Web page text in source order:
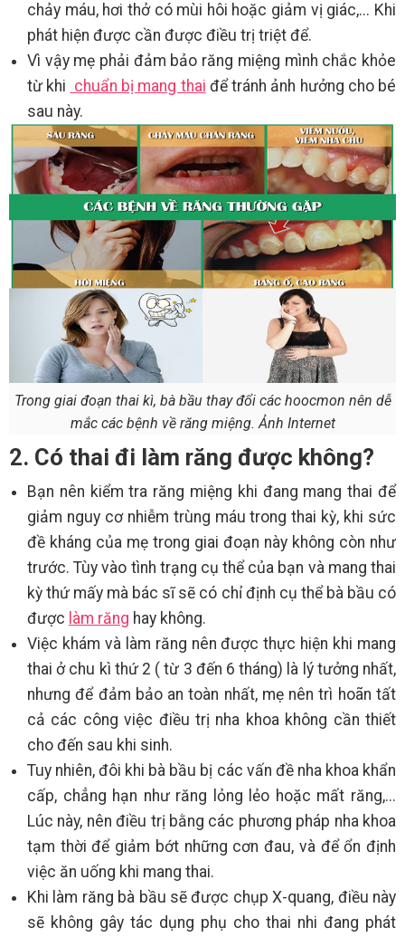
chảy máu, hơi thở có mùi hôi hoặc giảm vị giác,... Khi
phát hiện được cần được điều trị triệt để.
Vì vậy mẹ phải đảm bảo răng miệng mình chắc khỏe
từ khi chuẩn bị mang thai để tránh ảnh hưởng cho bé
sau này.
Trong giai đoạn thai kì, bà bầu thay đổi các hoocmon nên dễ
mắc các bệnh về răng miệng. Ảnh Internet
2. Có thai đi làm răng được không?
Bạn nên kiểm tra răng miệng khi đang mang thai để
giảm nguy cơ nhiễm trùng máu trong thai kỳ, khi sức
đề kháng của mẹ trong giai đoạn này không còn như
trước. Tùy vào tình trạng cụ thể của bạn và mang thai
kỳ thứ mấy mà bác sĩ sẽ có chỉ định cụ thể bà bầu có
được làm răng hay không.
Việc khám và làm răng nên được thực hiện khi mang
thai ở chu kì thứ 2 ( từ 3 đến 6 tháng) là lý tưởng nhất,
nhưng để đảm bảo an toàn nhất, mẹ nên trì hoãn tất
cả các công việc điều trị nha khoa không cần thiết
cho đến sau khi sinh.
Tuy nhiên, đôi khi bà bầu bị các vấn đề nha khoa khẩn
cấp, chẳng hạn như răng lỏng lẻo hoặc mất răng,...
Lúc này, nên điều trị bằng các phương pháp nha khoa
tạm thời để giảm bớt những cơn đau, và để ổn định
việc ăn uống khi mang thai.
Khi làm răng bà bầu sẽ được chụp X-quang, điều này
sẽ không gây tác dụng phụ cho thai nhi đang phát